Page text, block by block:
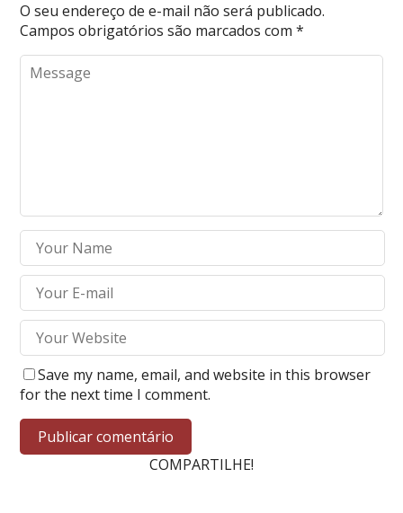
O seu endereço de e-mail não será publicado.
Campos obrigatórios são marcados com*
Save my name, email, and website in this browser
for the next time I comment.
COMPARTILHE!